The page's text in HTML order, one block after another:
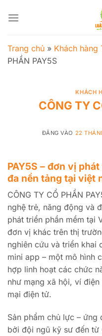
qua
dung
Trang chủ » Khách hàng
PHẦN PAY5S
KHÁCH
CÔNG TY
ĐĂNG VÀO 22
PAY5S – đơn vị
đa nền tảng tại việt
CÔNG TY CỔ PHẦN
nghệ trẻ, năng động và
phát triển phần mềm tại
đơn vị khác trên thị
nghiên cứu và triển khai
mini app – một mô hình
hợp linh hoạt các chức
như mạng xã hội, ví
mại điện tử.
Sản phẩm chủ lực – ứng
bởi đội ngũ kỹ sư đến từ